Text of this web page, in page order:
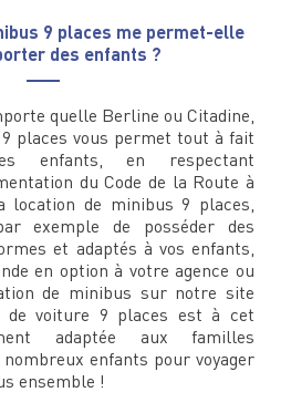
9 places me permet-elle
des enfants ?
quelle Berline ou Citadine,
places vous permet tout à fait
enfants, en respectant
du Code de la Route à
location de minibus 9 places,
exemple de posséder des
et adaptés à vos enfants,
en option à votre agence ou
de minibus sur notre site
de voiture 9 places est à cet
adaptée aux familles
nombreux enfants pour voyager
ensemble !